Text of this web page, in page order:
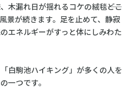
木漏れ日が揺れるコケの絨毯――どこ
景が続きます。足を止めて、静寂
エネルギーがすっと体にしみわた
白駒池ハイキング」が多くの人を
一つです。